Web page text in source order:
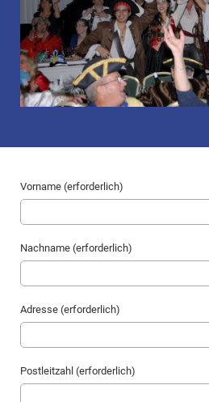
Vorname (erforderlich)
Nachname (erforderlich)
Adresse (erforderlich)
Postleitzahl (erforderlich)